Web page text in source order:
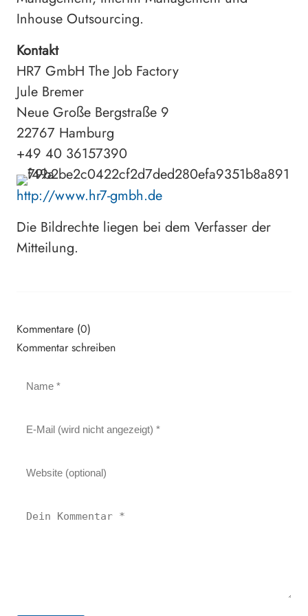
Inhouse Outsourcing.
Kontakt
HR7 GmbH The Job Factory
Jule Bremer
Neue Große Bergstraße 9
22767 Hamburg
+49 40 36157390
http://www.hr7-gmbh.de
Die Bildrechte liegen bei dem Verfasser der
Mitteilung.
Kommentare (0)
Kommentar schreiben